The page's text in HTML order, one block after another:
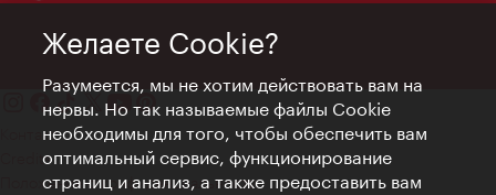
Контакт
Credits
Положение о конфиденциальности
Желаете Cookie?
Разумеется, мы не хотим действовать вам на
нервы. Но так называемые файлы Cookie
необходимы для того, чтобы обеспечить вам
оптимальный сервис, функционирование
страниц и анализ, а также предоставить вам